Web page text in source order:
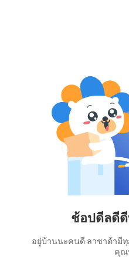
ช้อปดีลดี
อยู่บ้านนะคนดี ลาซาด้ามี
คุณ